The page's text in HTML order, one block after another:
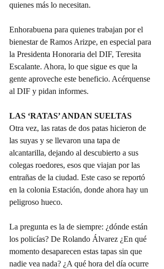
quienes más lo necesitan.
Enhorabuena para quienes trabajan por el
bienestar de Ramos Arizpe, en especial para
la Presidenta Honoraria del DIF, Teresita
Escalante. Ahora, lo que sigue es que la
gente aproveche este beneficio. Acérquense
al DIF y pidan informes.
LAS ‘RATAS’ ANDAN SUELTAS
Otra vez, las ratas de dos patas hicieron de
las suyas y se llevaron una tapa de
alcantarilla, dejando al descubierto a sus
colegas roedores, esos que viajan por las
entrañas de la ciudad. Este caso se reportó
en la colonia Estación, donde ahora hay un
peligroso hueco.
La pregunta es la de siempre: ¿dónde están
los policías? De Rolando Álvarez ¿En qué
momento desaparecen estas tapas sin que
nadie vea nada? ¿A qué hora del día ocurre